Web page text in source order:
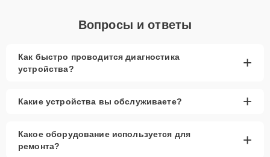
Вопросы и ответы
Как быстро проводится диагностика
устройства?
+
Какие устройства вы обслуживаете? +
Какое оборудование используется для
ремонта?
+